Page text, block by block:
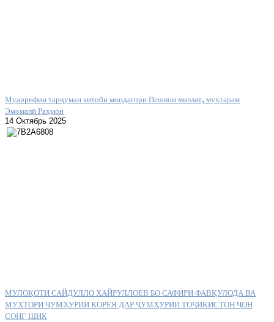
Муаррифии тарҷумаи китоби мондагори Пешвои миллат, муҳтарам
Эмомалӣ Раҳмон
14 Октябрь 2025
МУЛОҚОТИ САЙДУЛЛО ХАЙРУЛЛОЕВ БО САФИРИ ФАВҚУЛОДА ВА
МУХТОРИ ҶУМҲУРИИ КОРЕЯ ДАР ҶУМҲУРИИ ТОҶИКИСТОН ҶОН
СОНГ ШИК